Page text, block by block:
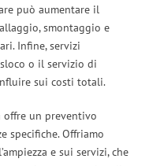
può aumentare il
smontaggio e
Infine, servizi
o il servizio di
sui costi totali.
offre un preventivo
specifiche. Offriamo
e sui servizi, che